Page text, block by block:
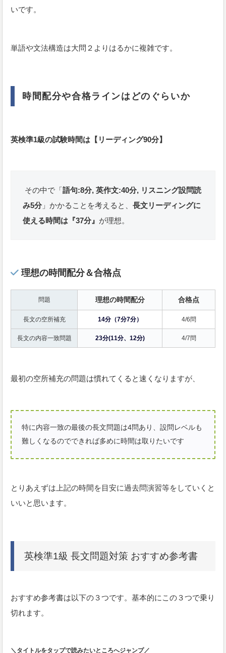
いです。
単語や文法構造は大問２よりはるかに複雑です。
時間配分や合格ラインはどのぐらいか
英検準1級の試験時間は【リーディング90分】
その中で「語句:8分, 英作文:40分, リスニング設問読
み5分」かかることを考えると、 長文リーディングに
使える時間は『37分』 が理想。
理想の時間配分＆合格点
問題 理想の時間配分 合格点
長文の空所補充 14分（7分7分） 4/6問
長文の内容一致問題 23分(11分、12分) 4/7問
最初の空所補充の問題は慣れてくると速くなりますが、
特に内容一致の最後の長文問題は4問あり、設問レベルも
難しくなるのでできれば多めに時間は取りたいです
とりあえずは上記の時間を目安に過去問演習等をしていくと
いいと思います。
英検準1級 長文問題対策 おすすめ参考書
おすすめ参考書は以下の３つです。基本的にこの３つで乗り
切れます。
＼ タイトルをタップで読みたいところへジャンプ／